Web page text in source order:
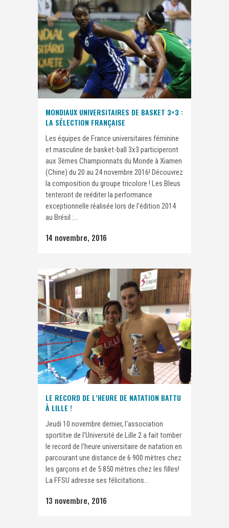
MONDIAUX UNIVERSITAIRES DE BASKET 3×3 :
LA SÉLECTION FRANÇAISE
Les équipes de France universitaires féminine
et masculine de basket-ball 3x3 participeront
aux 3èmes Championnats du Monde à Xiamen
(Chine) du 20 au 24 novembre 2016! Découvrez
la composition du groupe tricolore ! Les Bleus
tenteront de reéditer la performance
exceptionnelle réalisée lors de l'édition 2014
au Brésil :...
14 novembre, 2016
LE RECORD DE L’HEURE DE NATATION BATTU
À LILLE !
Jeudi 10 novembre dernier, l'association
sportitve de l'Université de Lille 2 a fait tomber
le record de l'heure universitaire de natation en
parcourant une distance de 6 900 mètres chez
les garçons et de 5 850 mètres chez les filles!
La FFSU adresse ses félicitations...
13 novembre, 2016